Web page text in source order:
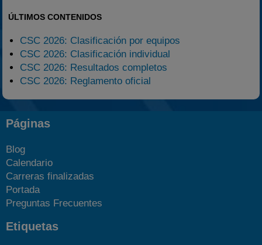
ÚLTIMOS CONTENIDOS
CSC 2026: Clasificación por equipos
CSC 2026: Clasificación individual
CSC 2026: Resultados completos
CSC 2026: Reglamento oficial
Páginas
Blog
Calendario
Carreras finalizadas
Portada
Preguntas Frecuentes
Etiquetas